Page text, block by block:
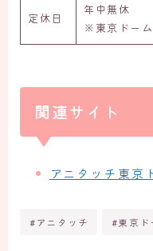
定休日
年中無休
※東京ドー
関連サイト
アニタッチ東京
#アニタッチ #東京ド